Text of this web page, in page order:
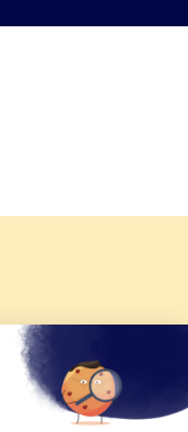
2026 de KTO